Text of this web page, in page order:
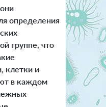
определения
группе, что
клетки и
в каждом